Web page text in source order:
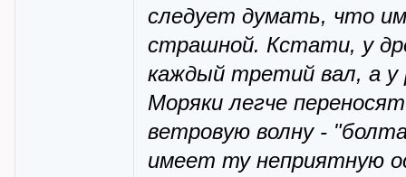
следует думать, что
страшной. Кстати, у
каждый третий вал, а
Моряки легче
ветровую волну -
имеет ту неприятную